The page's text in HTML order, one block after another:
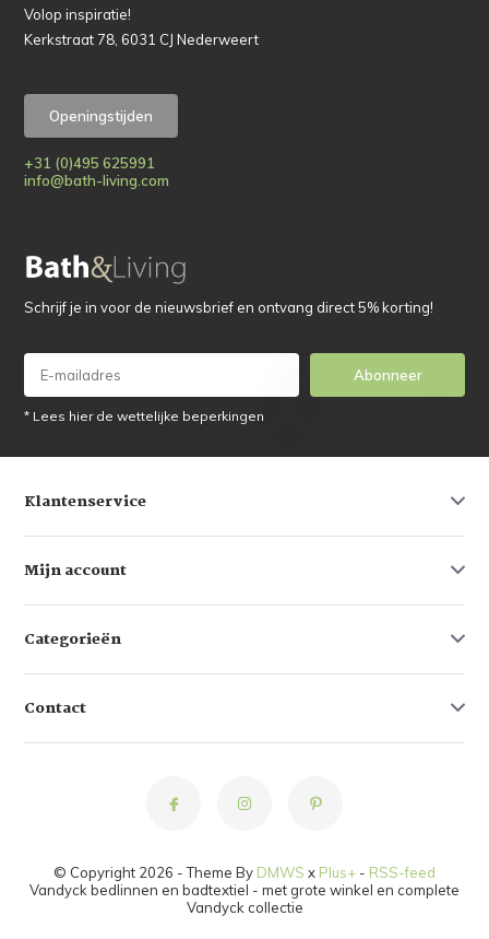
Volop inspiratie!
Kerkstraat 78, 6031 CJ Nederweert
Openingstijden
+31 (0)495 625991
info@bath-living.com
Schrijf je in voor de nieuwsbrief en ontvang direct 5% korting!
Abonneer
* Lees hier de wettelijke beperkingen
Klantenservice
Mijn account
Categorieën
Contact
© Copyright 2026 - Theme By DMWS x Plus+ - RSS-feed
Vandyck bedlinnen en badtextiel - met grote winkel en complete
Vandyck collectie